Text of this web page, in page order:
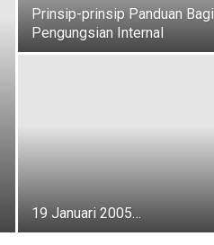
Prinsip-prinsip Panduan Bagi
Pengungsian Internal
19 Januari 2005…